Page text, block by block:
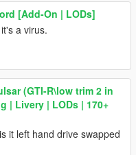
[Add-On | LODs]
a virus.
(GTI-R\low trim 2 in
| Livery | LODs | 170+
it left hand drive swapped